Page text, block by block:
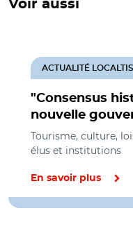
Voir aussi
"Consensus
nouvelle
ACTUALITÉ LOCALTIS
Tourisme, culture,
élus et institutions
En savoir plus